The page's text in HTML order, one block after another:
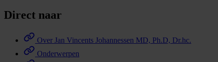
Direct naar
Over Jan Vincents Johannessen MD, Ph.D, Dr.hc.
Onderwerpen